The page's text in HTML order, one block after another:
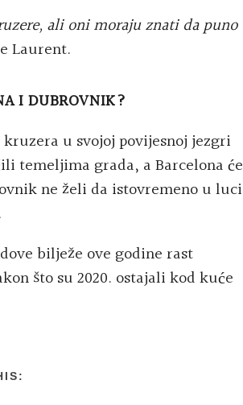
ali oni moraju znati da puno
Laurent.
I DUBROVNIK?
u svojoj povijesnoj jezgri
temeljima grada, a Barcelona će
ne želi da istovremeno u luci
bilježe ove godine rast
što su 2020. ostajali kod kuće